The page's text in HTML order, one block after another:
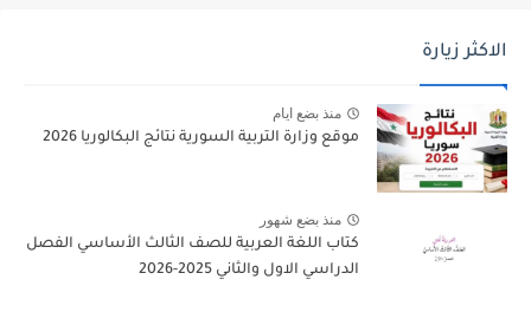
الاكثر زيارة
منذ بضع ايام
موقع وزارة التربية السورية نتائج البكالوريا 2026
منذ بضع شهور
كتاب اللغة العربية للصف الثالث الأساسي الفصل
الدراسي الاول والثاني 2025-2026